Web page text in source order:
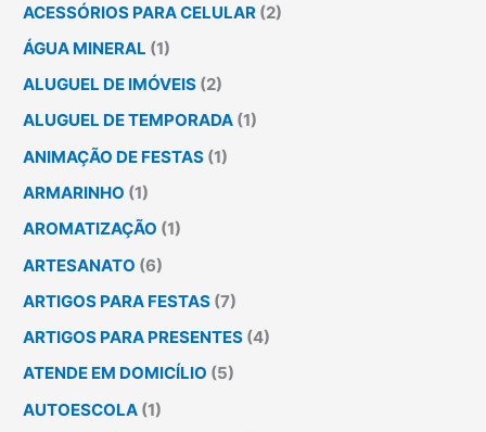
ACESSÓRIOS PARA CELULAR (2)
ÁGUA MINERAL (1)
ALUGUEL DE IMÓVEIS (2)
ALUGUEL DE TEMPORADA (1)
ANIMAÇÃO DE FESTAS (1)
ARMARINHO (1)
AROMATIZAÇÃO (1)
ARTESANATO (6)
ARTIGOS PARA FESTAS (7)
ARTIGOS PARA PRESENTES (4)
ATENDE EM DOMICÍLIO (5)
AUTOESCOLA (1)